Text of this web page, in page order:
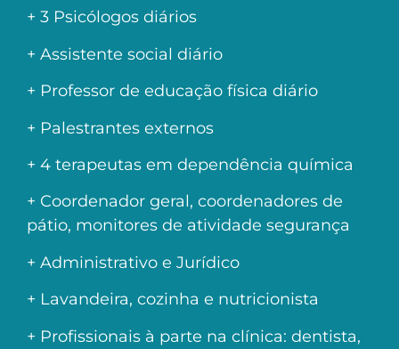
+ 3 Psicólogos diários
+ Assistente social diário
+ Professor de educação física diário
+ Palestrantes externos
+ 4 terapeutas em dependência química
+ Coordenador geral, coordenadores de
pátio, monitores de atividade segurança
+ Administrativo e Jurídico
+ Lavandeira, cozinha e nutricionista
+ Profissionais à parte na clínica: dentista,